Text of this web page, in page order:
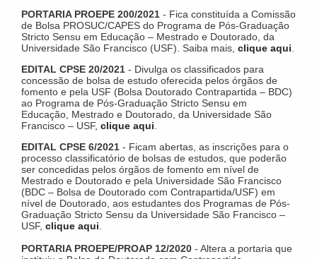
PORTARIA PROEPE 200/2021 - Fica constituída a Comissão
de Bolsa PROSUC/CAPES do Programa de Pós-Graduação
Stricto Sensu em Educação – Mestrado e Doutorado, da
Universidade São Francisco (USF). Saiba mais, clique aqui.
EDITAL CPSE 20/2021 - Divulga os classificados para
concessão de bolsa de estudo oferecida pelos órgãos de
fomento e pela USF (Bolsa Doutorado Contrapartida – BDC)
ao Programa de Pós-Graduação Stricto Sensu em
Educação, Mestrado e Doutorado, da Universidade São
Francisco – USF, clique aqui.
EDITAL CPSE 6/2021 - Ficam abertas, as inscrições para o
processo classificatório de bolsas de estudos, que poderão
ser concedidas pelos órgãos de fomento em nível de
Mestrado e Doutorado e pela Universidade São Francisco
(BDC – Bolsa de Doutorado com Contrapartida/USF) em
nível de Doutorado, aos estudantes dos Programas de Pós-
Graduação Stricto Sensu da Universidade São Francisco –
USF, clique aqui.
PORTARIA PROEPE/PROAP 12/2020 - Altera a portaria que